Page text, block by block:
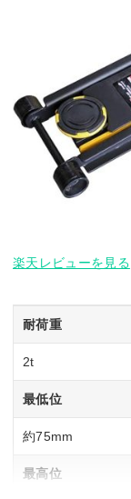
楽天レビューを見る
耐荷重
2t
最低位
約75mm
最高位